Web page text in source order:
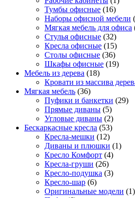
Тумбы офисные (16)
Наборы офисной мебели
Мягкая мебель для офиса
Стулья офисные (32)
Кресла офисные (15)
Столы офисные (36)
Шкафы офисные (19)
Мебель из дерева (18)
Кровати из массива
Мягкая мебель (36)
Пуфики и банкетки (29)
Прямые диваны (5)
Угловые диваны (2)
Бескаркасные кресла (53)
Кресла-мешки (12)
Диваны и плюшки (1)
Кресло Комфорт (4)
Кресла-груши (26)
Кресло-подушка (3)
Кресло-шар (6)
Оригинальные модели (1)